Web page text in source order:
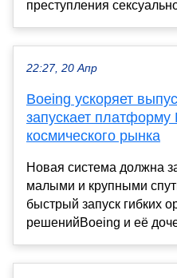
преступления
22:27, 20 Апр
Boeing ускоряет
запускает
космического рынка
Новая система должна
малыми и крупными
быстрый запуск гибких
решенийBoeing и её